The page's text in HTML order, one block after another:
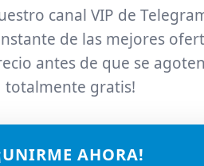
canal VIP de
de las mejores
antes de que se
totalmente gratis!
AHORA!